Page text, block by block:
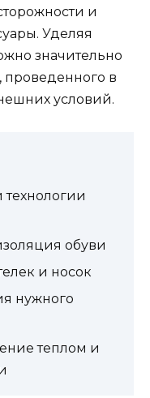
и
Уделяя
значительно
проведенного в
условий.
обуви
и носок
нужного
теплом и